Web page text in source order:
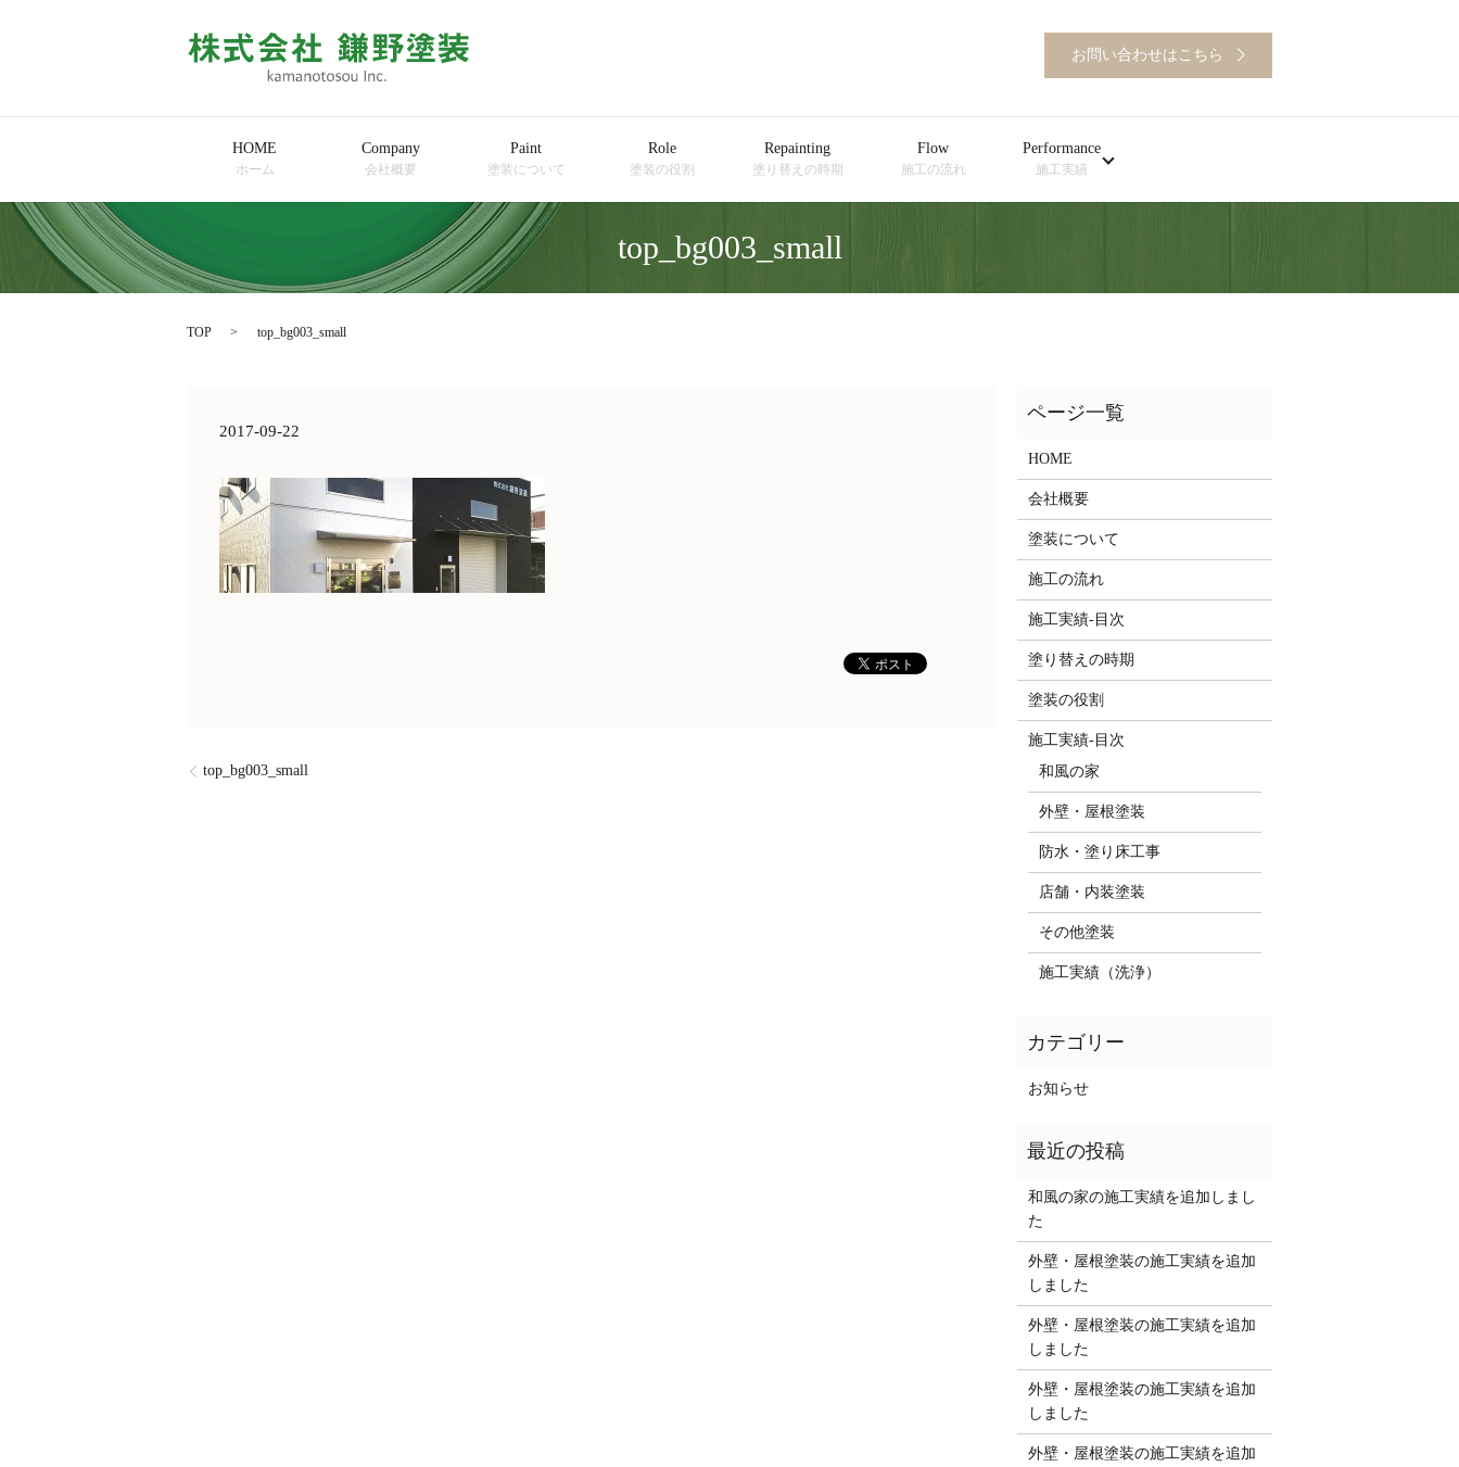
お問い合わせはこちら
HOME
ホーム
Company
会社概要
Paint
塗装について
Role
塗装の役割
Repainting
塗り替えの時期
Flow
施工の流れ
Performance
施工実績
top_bg003_small
TOP top_bg003_small
2017-09-22
top_bg003_small
HOME
会社概要
塗装について
施工の流れ
施工実績-目次
塗り替えの時期
塗装の役割
施工実績-目次
和風の家
外壁・屋根塗装
防水・塗り床工事
店舗・内装塗装
その他塗装
施工実績（洗浄）
お知らせ
和風の家の施工実績を追加しまし
た
外壁・屋根塗装の施工実績を追加
しました
外壁・屋根塗装の施工実績を追加
しました
外壁・屋根塗装の施工実績を追加
しました
外壁・屋根塗装の施工実績を追加